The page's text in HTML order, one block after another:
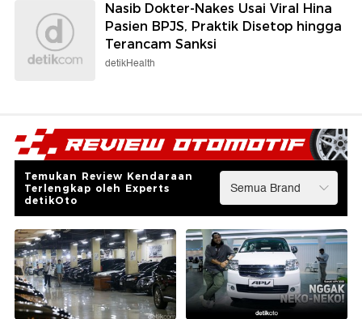
Nasib Dokter-Nakes Usai Viral Hina
Pasien BPJS, Praktik Disetop hingga
Terancam Sanksi
detikHealth
Temukan Review Kendaraan
Terlengkap oleh Experts
detikOto